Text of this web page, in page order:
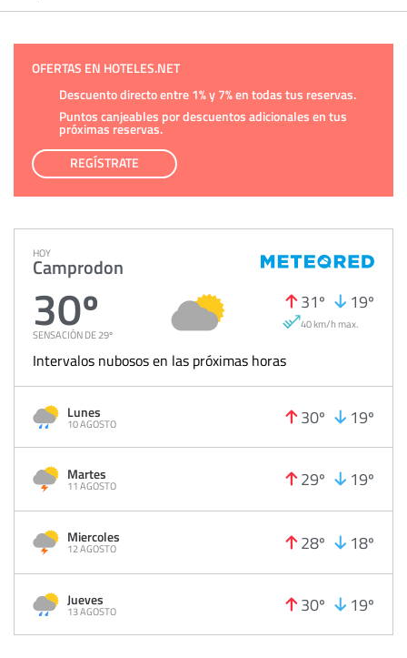
OFERTAS EN HOTELES.NET
Descuento directo entre 1% y 7% en todas tus reservas.
Puntos canjeables por descuentos adicionales en tus
próximas reservas.
REGÍSTRATE
HOY
Camprodon
30º
SENSACIÓN DE 29º
31º 19º
40 km/h max.
Intervalos nubosos en las próximas horas
Lunes
10 AGOSTO 30º 19º
Martes
11 AGOSTO 29º 19º
Miercoles
12 AGOSTO 28º 18º
Jueves
13 AGOSTO 30º 19º